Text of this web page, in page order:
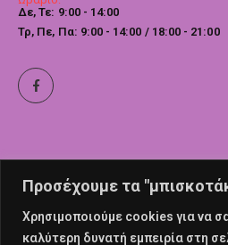
Προσέχουμε τα
Χρησιμοποιούμε cookies για να
καλύτερη δυνατή εμπειρία στη
Δε, Τε: 9:00 - 14:00
Τρ, Πε, Πα: 9:00 - 14:00 / 18:00 - 21:00